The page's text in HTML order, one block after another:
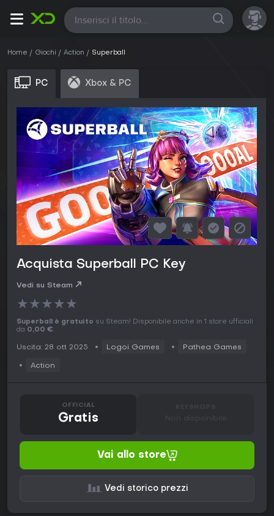
Tutte
Home Giochi Action Superball
PC Xbox & PC
Acquista Superball PC Key
Vedi su Steam
★★★★★
Superball è gratuito su Steam! Disponibile anche in 1 store ufficiali
da 0,00 €.
Uscita: 28 ott 2025 Logoi Games Pathea Games
Action
OFFICIAL
Gratis Non disponibile
Vai allo store
Vedi storico prezzi